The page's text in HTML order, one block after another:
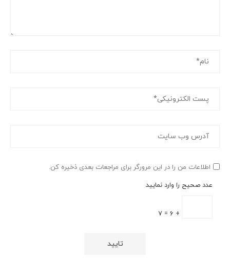
اطلاعات من را در این مرورگر برای مراجعات بعدی ذخیره کن.
عدد صحیح را وارد نمایید
+ 6 = 7